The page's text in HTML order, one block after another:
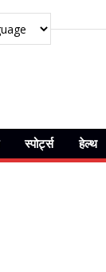
स्पोर्ट्स हेल्थ